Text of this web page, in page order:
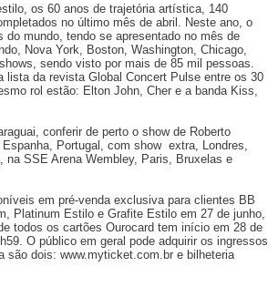
os 60 anos de trajetória artística, 140
no último mês de abril. Neste ano, o
mundo, tendo se apresentado no mês de
Nova York, Boston, Washington, Chicago,
sendo visto por mais de 85 mil pessoas.
lista da revista Global Concert Pulse entre os 30
rol estão: Elton John, Cher e a banda Kiss,
conferir de perto o show de Roberto
Portugal, com show extra, Londres,
na SSE Arena Wembley, Paris, Bruxelas e
em pré-venda exclusiva para clientes BB
Platinum Estilo e Grafite Estilo em 27 de junho,
todos os cartões Ourocard tem início em 28 de
O público em geral pode adquirir os ingressos
são dois: www.myticket.com.br e bilheteria